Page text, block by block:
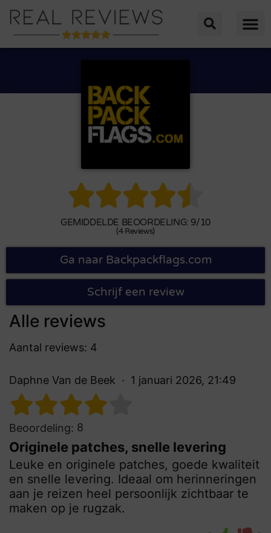

GEMIDDELDE BEOORDELING: 9/10
(4 Reviews)
Ga naar Backpackflags.com
Schrijf een review
Alle reviews
Aantal reviews: 4
Daphne Van de Beek 1 januari 2026, 21:49
Beoordeling: 8
Originele patches, snelle levering
Leuke en originele patches, goede kwaliteit
en snelle levering. Ideaal om herinneringen
aan je reizen heel persoonlijk zichtbaar te
maken op je rugzak.